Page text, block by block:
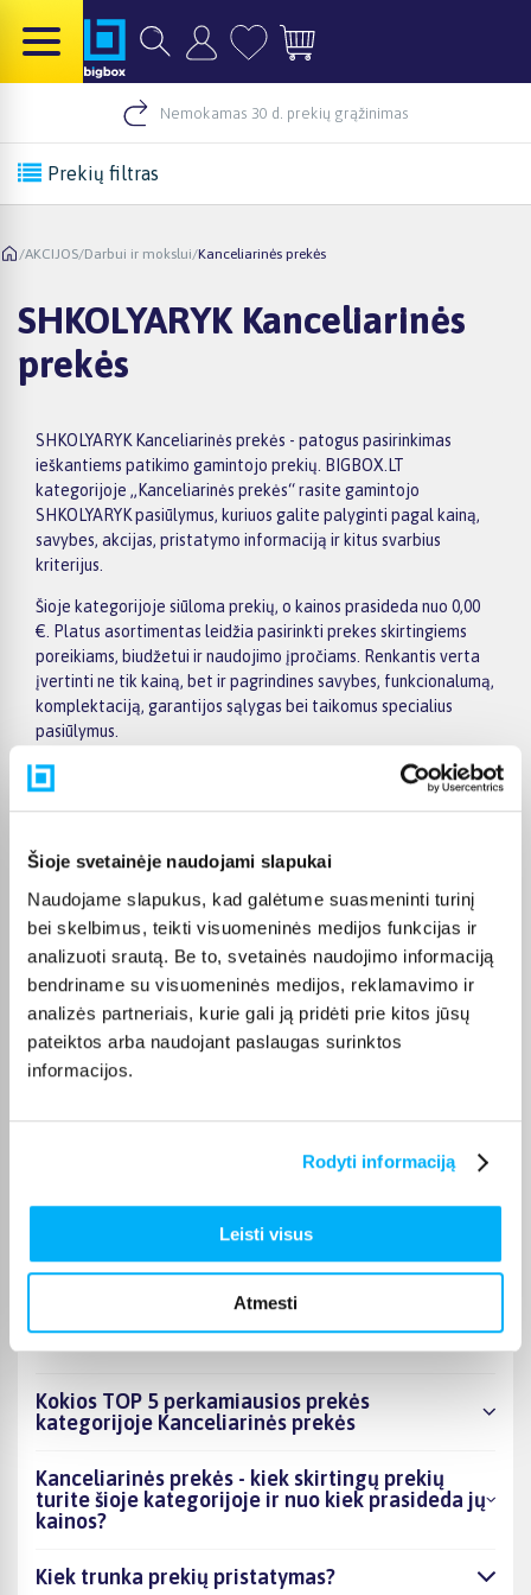
Šioje svetainėje naudojami slapukai
Naudojame slapukus, kad galėtume suasmeninti turinį
bei skelbimus, teikti visuomeninės medijos funkcijas ir
analizuoti srautą. Be to, svetainės naudojimo informaciją
bendriname su visuomeninės medijos, reklamavimo ir
analizės partneriais, kurie gali ją pridėti prie kitos jūsų
pateiktos arba naudojant paslaugas surinktos
informacijos.
Rodyti informaciją
Leisti visus
Atmesti
Nemokamas 30 d. prekių grąžinimas
Prekių filtras
/AKCIJOS/Darbui ir mokslui/Kanceliarinės prekės
SHKOLYARYK Kanceliarinės
prekės
SHKOLYARYK Kanceliarinės prekės - patogus pasirinkimas
ieškantiems patikimo gamintojo prekių. BIGBOX.LT
kategorijoje „Kanceliarinės prekės“ rasite gamintojo
SHKOLYARYK pasiūlymus, kuriuos galite palyginti pagal kainą,
savybes, akcijas, pristatymo informaciją ir kitus svarbius
kriterijus.
Šioje kategorijoje siūloma prekių, o kainos prasideda nuo 0,00
€. Platus asortimentas leidžia pasirinkti prekes skirtingiems
poreikiams, biudžetui ir naudojimo įpročiams. Renkantis verta
įvertinti ne tik kainą, bet ir pagrindines savybes, funkcionalumą,
komplektaciją, garantijos sąlygas bei taikomus specialius
pasiūlymus.
Puslapyje esantys filtrai padeda greičiau atrasti aktualius
pasiūlymus ir patogiai palyginti SHKOLYARYK prekes
pristatymo informaciją ir prekės aprašymą, kad galėtumėte
priimti patogų ir apgalvotą sprendimą.
Palyginkite SHKOLYARYK prekes BIGBOX.LT ir išsirinkite
tinkamiausią variantą internetu.
Pirkėjų atsiliepimai apie prekes
Gera dėžė, lengvai susideda, talpi, patogi pakelti.
DUK
Kokios TOP 5 perkamiausios prekės
kategorijoje Kanceliarinės prekės
Kanceliarinės prekės - kiek skirtingų prekių
turite šioje kategorijoje ir nuo kiek prasideda jų
kainos?
Kiek trunka prekių pristatymas?